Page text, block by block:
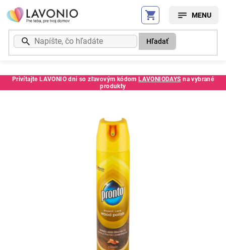
Prejsť
na
obsah
Privítajte LAVONIO dni so zľavovým kódom LAVONIODAYS na vybrané
produkty
Hľadať
Kód: 63915